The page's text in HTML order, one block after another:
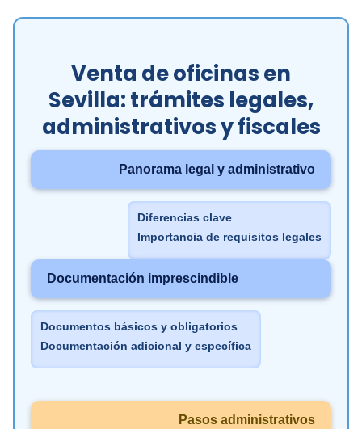
Venta de oficinas en
Sevilla: trámites legales,
administrativos y fiscales
Panorama legal y administrativo
Diferencias clave
Importancia de requisitos legales
Documentación imprescindible
Documentos básicos y obligatorios
Documentación adicional y específica
Pasos administrativos